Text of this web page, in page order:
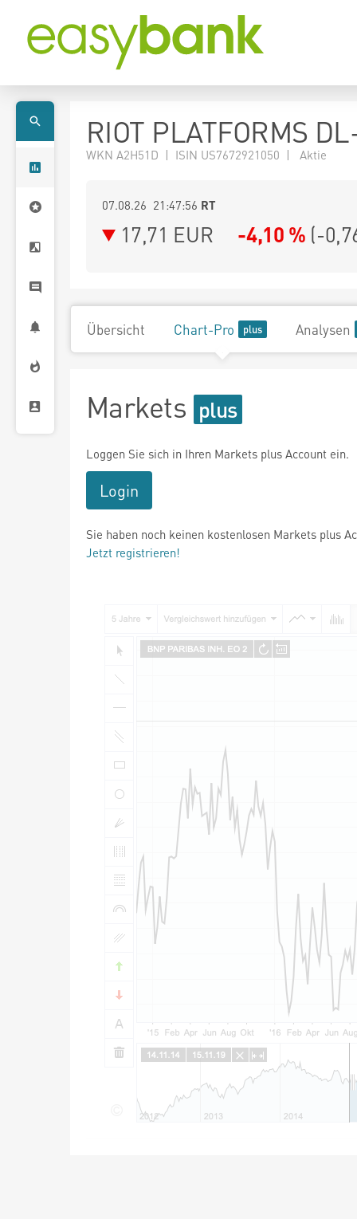
RIOT PLATFORMS
WKN A2H51D | ISIN US7672921050 | Aktie
07.08.26 21:47:56 RT
17,71 EUR -4,10 % (-
Übersicht Chart-Pro Analysen
Markets
Loggen Sie sich in Ihren Markets plus Account ein.
Login
Sie haben noch keinen kostenlosen Markets plus
Jetzt registrieren!